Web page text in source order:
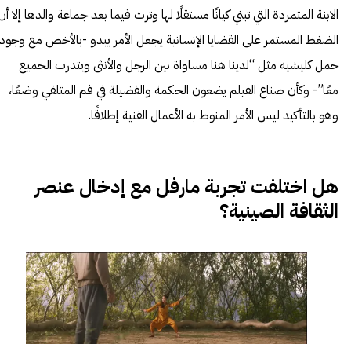
الابنة المتمردة التي تبني كيانًا مستقلًا لها وترث فيما بعد جماعة والدها إلا
الضغط المستمر على القضايا الإنسانية يجعل الأمر يبدو -بالأخص مع وجود
جمل كليشيه مثل “لدينا هنا مساواة بين الرجل والأنثى ويتدرب الجميع
معًا”- وكأن صناع الفيلم يضعون الحكمة والفضيلة في فم المتلقي وضعًا،
وهو بالتأكيد ليس الأمر المنوط به الأعمال الفنية إطلاقًا.
هل اختلفت تجربة مارفل مع إدخال عنصر
الثقافة الصينية؟